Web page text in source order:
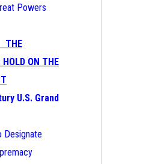
Powers
HOLD ON THE
U.S. Grand
Designate